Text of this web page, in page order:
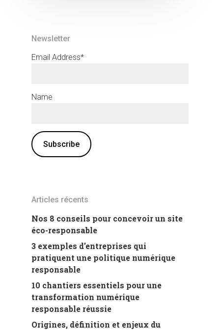
Newsletter
Email Address*
Name
Articles récents
Nos 8 conseils pour concevoir un site
éco-responsable
3 exemples d’entreprises qui
pratiquent une politique numérique
responsable
10 chantiers essentiels pour une
transformation numérique
responsable réussie
Origines, définition et enjeux du